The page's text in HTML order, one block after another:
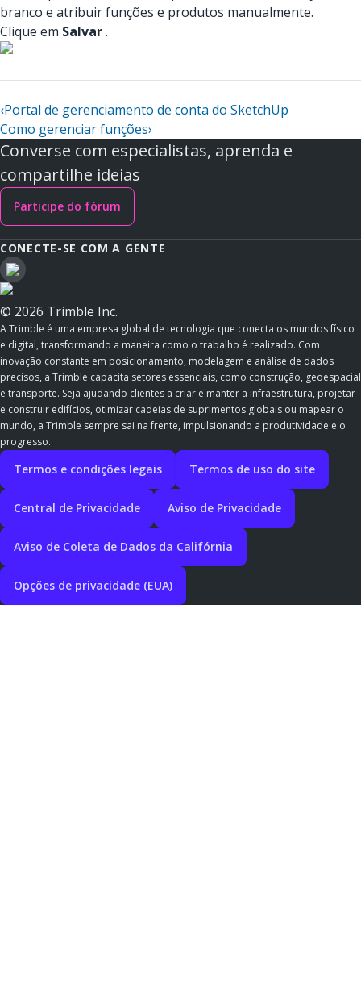
branco e atribuir funções e produtos manualmente.
Clique em Salvar.
‹Portal de gerenciamento de conta do SketchUp
Como gerenciar funções›
Converse com especialistas, aprenda e
compartilhe ideias
Participe do fórum
CONECTE-SE COM A GENTE
© 2026 Trimble Inc.
A Trimble é uma empresa global de tecnologia que conecta os mundos físico
e digital, transformando a maneira como o trabalho é realizado. Com
inovação constante em posicionamento, modelagem e análise de dados
precisos, a Trimble capacita setores essenciais, como construção, geoespacial
e transporte. Seja ajudando clientes a criar e manter a infraestrutura, projetar
e construir edifícios, otimizar cadeias de suprimentos globais ou mapear o
mundo, a Trimble sempre sai na frente, impulsionando a produtividade e o
progresso.
Termos e condições legais Termos de uso do site
Central de Privacidade Aviso de Privacidade
Aviso de Coleta de Dados da Califórnia
Opções de privacidade (EUA)